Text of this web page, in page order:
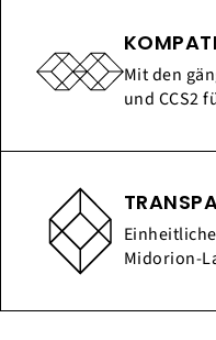
Mit den
und CCS2
Midorion-